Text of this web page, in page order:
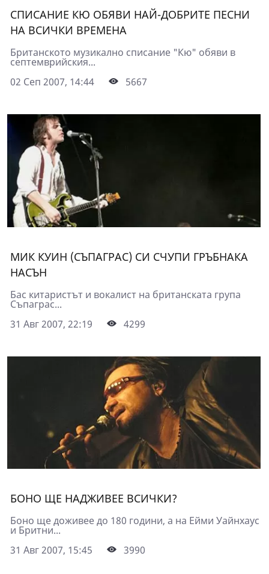
СПИСАНИЕ КЮ ОБЯВИ НАЙ-ДОБРИТЕ ПЕСНИ
НА ВСИЧКИ ВРЕМЕНА
Британското музикално списание "Кю" обяви в
септемврийския...
02 Сеп 2007, 14:44
5667
МИК КУИН (СЪПАГРАС) СИ СЧУПИ ГРЪБНАКА
НАСЪН
Бас китаристът и вокалист на британската група
Съпаграс...
31 Авг 2007, 22:19
4299
БОНО ЩЕ НАДЖИВЕЕ ВСИЧКИ?
Боно ще доживее до 180 години, а на Ейми Уайнхаус
и Бритни...
31 Авг 2007, 15:45
3990